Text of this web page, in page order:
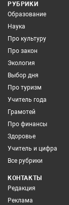
РУБРИКИ
Образование
Наука
Про культуру
Про закон
Экология
Выбор дня
Про туризм
Учитель года
Грамотей
Про финансы
Здоровье
Учитель и цифра
Все рубрики
КОНТАКТЫ
Редакция
Реклама